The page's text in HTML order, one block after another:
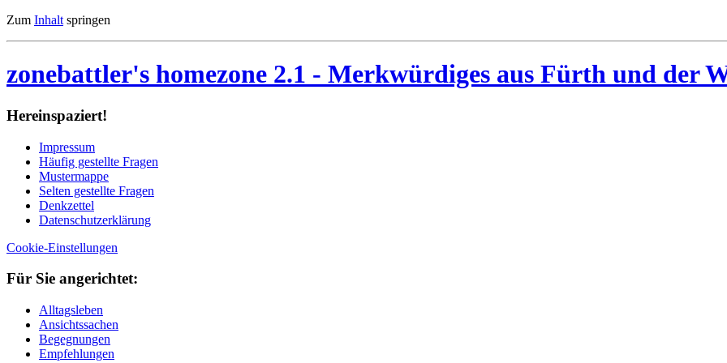
Zum Inhalt springen
zonebattler's homezone 2.1 - Merkwürdiges aus Fürth und der
Her­ein­spa­ziert!
Im­pres­sum
Häu­fig ge­stell­te Fra­gen
Mu­ster­map­pe
Sel­ten ge­stell­te Fra­gen
Denk­zet­tel
Da­ten­schutz­er­klä­rung
Cookie-Einstellungen
Für Sie an­ge­rich­tet:
Alltagsleben
Ansichtssachen
Begegnungen
Empfehlungen